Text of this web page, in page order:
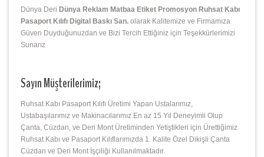
Dünya Deri Dünya Reklam Matbaa Etiket Promosyon Ruhsat Kabı
Pasaport Kılıfı Digital Baskı San. olarak Kalitemize ve Firmamıza
Güven Duyduğunuzdan ve Bizi Tercih Ettiğiniz için Teşekkürlerimizi
Sunarız
Sayın Müşterilerimiz;
Ruhsat Kabı Pasaport Kılıfı Üretimi Yapan Ustalarımız,
Ustabaşılarımız ve Makinacılarımız En az 15 Yıl Deneyimli Olup
Çanta, Cüzdan, ve Deri Mont Üretiminden Yetiştikleri için Ürettiğimiz
Ruhsat Kabı ve Pasaport Kılıflarımızda 1. Kalite Özel Dikişli Çanta
Cüzdan ve Deri Mont İşçiliği Kullanılmaktadır.